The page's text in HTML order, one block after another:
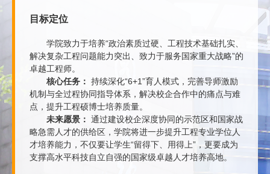
目标定位
学院致力于培养“政治素质过硬、工程技术基础扎实、
解决复杂工程问题能力突出、致力于服务国家重大战略”的
卓越工程师。
核心任务： 持续深化“6+1”育人模式，完善导师激励
机制与全过程协同指导体系，解决校企合作中的痛点与难
点，提升工程硕博士培养质量。
未来愿景： 通过建设校企深度协同的示范区和国家战
略急需人才的供给区，学院将进一步提升工程专业学位人
才培养能力，不仅要让学生“留得下、用得上”，更要成为
支撑高水平科技自立自强的国家级卓越人才培养高地。